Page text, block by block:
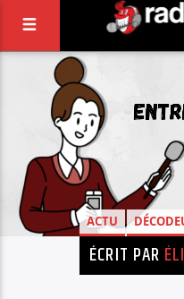
VOTRE RADIO
ACTU
ÉCRIT PAR